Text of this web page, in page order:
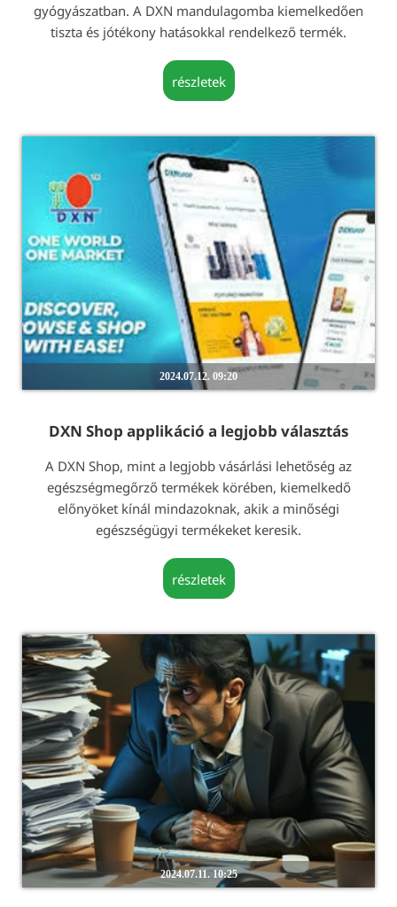
gyógyászatban. A DXN mandulagomba kiemelkedően
tiszta és jótékony hatásokkal rendelkező termék.
részletek
2024.07.12. 09:20
DXN Shop applikáció a legjobb választás
A DXN Shop, mint a legjobb vásárlási lehetőség az
egészségmegőrző termékek körében, kiemelkedő
előnyöket kínál mindazoknak, akik a minőségi
egészségügyi termékeket keresik.
részletek
2024.07.11. 10:25